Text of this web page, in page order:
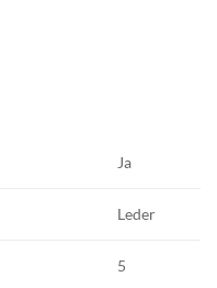
Ja
Leder
5